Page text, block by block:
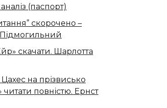
(паспорт)
скорочено –
скачати. Шарлотта
Цахес на прізвисько
повністю. Ернст